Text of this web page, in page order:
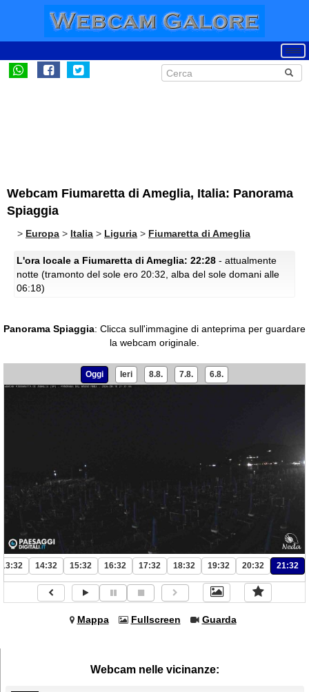
Webcam Fiumaretta di Ameglia, Italia: Panorama
Spiaggia
> Europa > Italia > Liguria > Fiumaretta di Ameglia
L'ora locale a Fiumaretta di Ameglia: 22:28 - attualmente
notte (tramonto del sole ero 20:32, alba del sole domani alle
06:18)
Panorama Spiaggia: Clicca sull'immagine di anteprima per guardare
la webcam originale.
Oggi Ieri 8.8. 7.8. 6.8.
13:32 14:32 15:32 16:32 17:32 18:32 19:32 20:32 21:32
Mappa Fullscreen Guarda
Webcam nelle vicinanze: